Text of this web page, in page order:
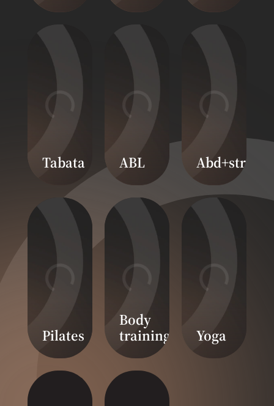
Tabata ABL
Pilates
Body
training Yoga